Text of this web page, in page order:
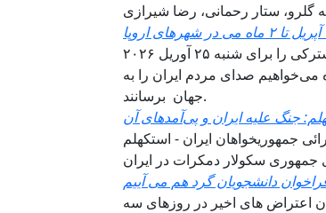
گلرو، ستار رحمانی، رضا شیرازی
ما، نهادها و کلکتیوهای چپ، دموکرات و فمینیست کوییر (ال‌جی‌بی‌تی‌کیو+)، اقدام مشترکی را برای شنبه ۲۵ آوریل ۲۰۲۶
می‌خواهیم صدای مردم ایران را به
جهان برسانند.
جنگ علیه ایران و پی‌آمدهای آن
جمهوریخواهان ایران - استکهلم
جمهوری سکولار دمکرات در ایران
اعتراض های اخیر در روزهای سه